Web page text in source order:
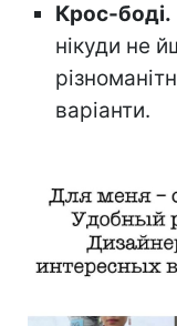
Крос-боді.
нікуди не
варіанти.